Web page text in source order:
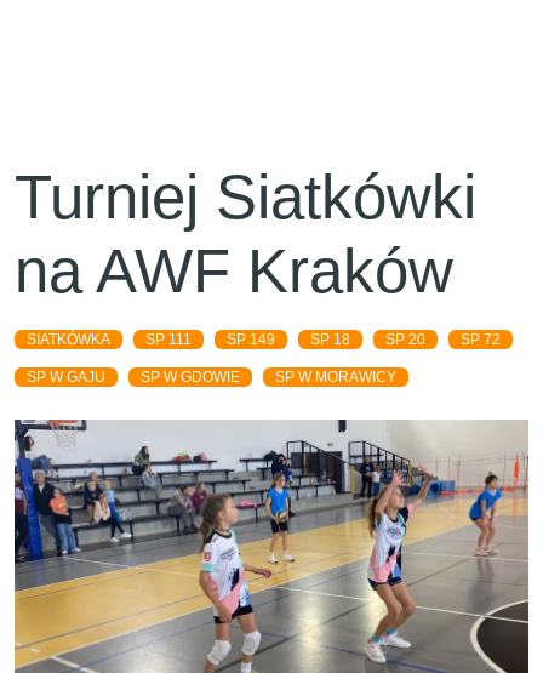
Turniej Siatkówki
na AWF Kraków
SIATKÓWKA SP 111 SP 149 SP 18 SP 20 SP 72
SP W GAJU SP W GDOWIE SP W MORAWICY